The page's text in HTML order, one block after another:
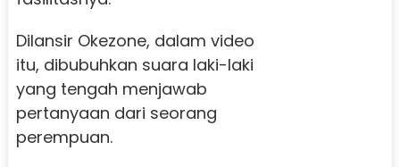
Dilansir Okezone, dalam video
itu, dibubuhkan suara laki-laki
yang tengah menjawab
pertanyaan dari seorang
perempuan.